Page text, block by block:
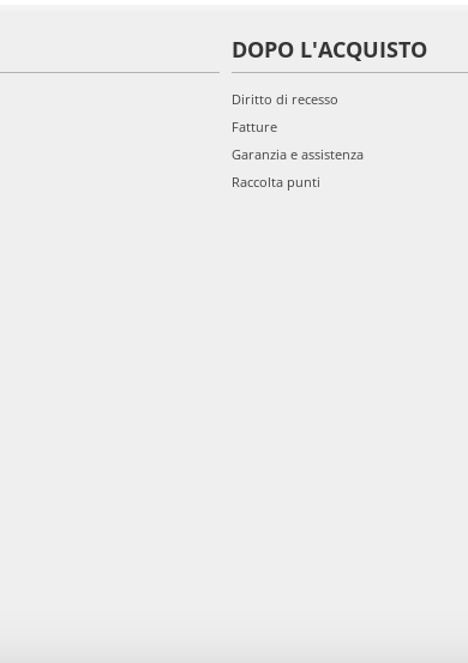
DOPO L'ACQUISTO
Diritto di recesso
Fatture
Garanzia e assistenza
Raccolta punti